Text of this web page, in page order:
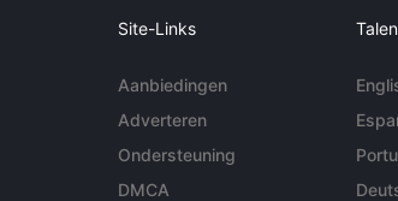
Site-Links
Aanbiedingen
Adverteren
Ondersteuning
DMCA
Talen